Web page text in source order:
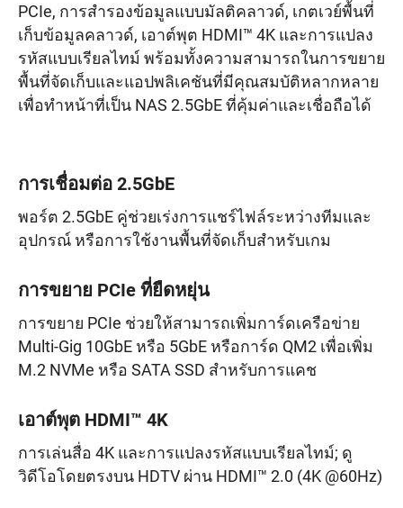
PCIe, การสำรองข้อมูลแบบมัลติคลาวด์, เกตเวย์พื้นที่
เก็บข้อมูลคลาวด์, เอาต์พุต HDMI™ 4K และการแปลง
รหัสแบบเรียลไทม์ พร้อมทั้งความสามารถในการขยาย
พื้นที่จัดเก็บและแอปพลิเคชันที่มีคุณสมบัติหลากหลาย
เพื่อทำหน้าที่เป็น NAS 2.5GbE ที่คุ้มค่าและเชื่อถือได้
การเชื่อมต่อ 2.5GbE
พอร์ต 2.5GbE คู่ช่วยเร่งการแชร์ไฟล์ระหว่างทีมและ
อุปกรณ์ หรือการใช้งานพื้นที่จัดเก็บสำหรับเกม
การขยาย PCIe ที่ยืดหยุ่น
การขยาย PCIe ช่วยให้สามารถเพิ่มการ์ดเครือข่าย
Multi-Gig 10GbE หรือ 5GbE หรือการ์ด QM2 เพื่อเพิ่ม
M.2 NVMe หรือ SATA SSD สำหรับการแคช
เอาต์พุต HDMI™ 4K
การเล่นสื่อ 4K และการแปลงรหัสแบบเรียลไทม์; ดู
วิดีโอโดยตรงบน HDTV ผ่าน HDMI™ 2.0 (4K @60Hz)